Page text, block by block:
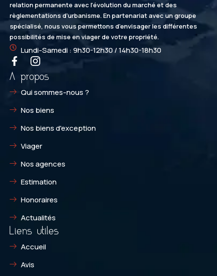
relation permanente avec l’évolution du marché et des
règlementations d’urbanisme. En partenariat avec un groupe
spécialisé, nous vous permettons d’envisager les différentes
possibilités de mise en viager de votre propriété.
Lundi-Samedi : 9h30-12h30 / 14h30-18h30
A propos
Qui sommes-nous ?
Nos biens
Nos biens d'exception
Viager
Nos agences
Estimation
Honoraires
Actualités
Liens utiles
Accueil
Avis